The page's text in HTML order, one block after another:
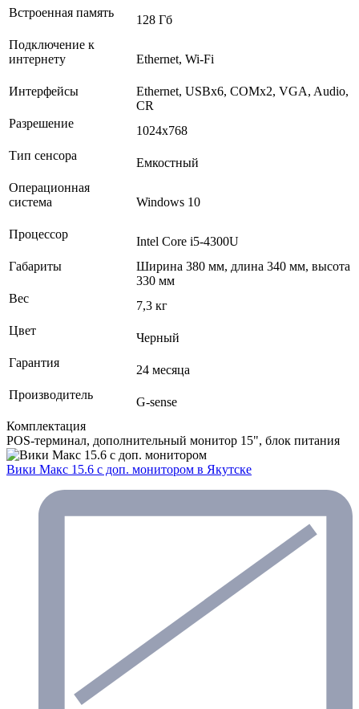
Встроенная память
128 Гб
Подключение к
интернету
Ethernet, Wi-Fi
Интерфейсы
Ethernet, USBх6, COMх2, VGA, Audio,
CR
Разрешение
1024x768
Тип сенсора
Емкостный
Операционная
система
Windows 10
Процессор
Intel Core i5-4300U
Габариты
Ширина 380 мм, длина 340 мм, высота
330 мм
Вес
7,3 кг
Цвет
Черный
Гарантия
24 месяца
Производитель
G-sense
Комплектация
POS-терминал, дополнительный монитор 15", блок питания
Вики Макс 15.6 с доп. монитором в Якутске